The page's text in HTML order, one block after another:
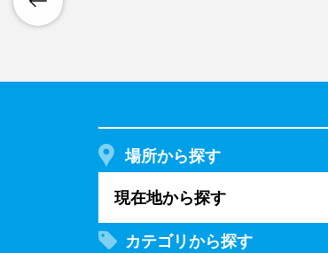
場所から探す
現在地から探す
カテゴリから探す